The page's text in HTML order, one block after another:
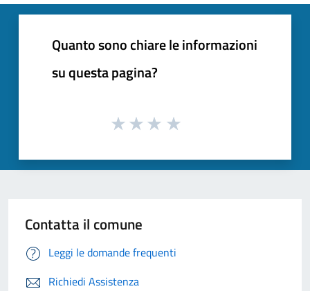
Quanto sono chiare le informazioni
su questa pagina?
Contatta il comune
Leggi le domande frequenti
Richiedi Assistenza